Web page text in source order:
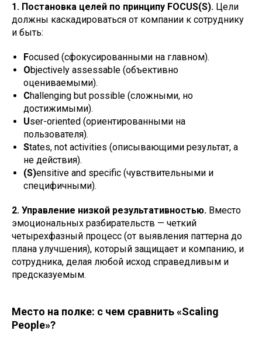
1. Постановка целей по принципу FOCUS(S). Цели
должны каскадироваться от компании к сотруднику
и быть:
Focused (сфокусированными на главном).
Objectively assessable (объективно
оцениваемыми).
Challenging but possible (сложными, но
достижимыми).
User-oriented (ориентированными на
пользователя).
States, not activities (описывающими результат, а
не действия).
(S)ensitive and specific (чувствительными и
специфичными).
2. Управление низкой результативностью. Вместо
эмоциональных разбирательств — четкий
четырехфазный процесс (от выявления паттерна до
плана улучшения), который защищает и компанию, и
сотрудника, делая любой исход справедливым и
предсказуемым.
Место на полке: с чем сравнить «Scaling
People»?